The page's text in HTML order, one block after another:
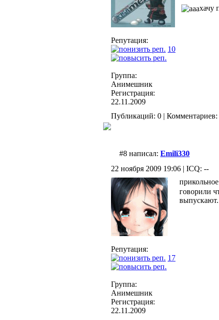
Репутация:
10
Группа:
Анимешник
Регистрация:
22.11.2009
хачу
Публикаций: 0 | Комментариев:
#8 написал: Emili330
22 ноября 2009 19:06 | ICQ: --
Репутация:
17
Группа:
Анимешник
Регистрация:
22.11.2009
говорили